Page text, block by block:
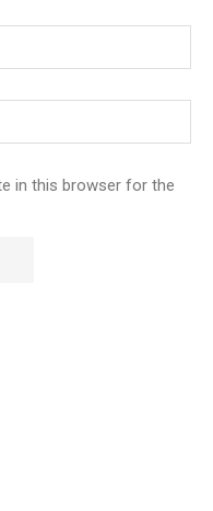
in this browser for the